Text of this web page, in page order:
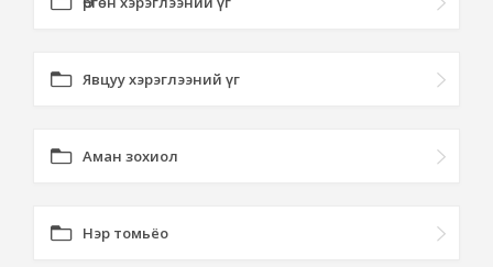
Явцуу хэрэглээний үг
Аман зохиол
Нэр томьёо